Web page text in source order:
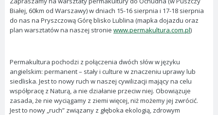
Białej, 60km od Warszawy) w dniach 15-16 sierpnia i 17-18 sierpnia
do nas na Pryszczową Górę blisko Lublina (mapka dojazdu oraz
plan warsztatów na naszej stronie www.permakultura.com.pl)
Permakultura pochodzi z połączenia dwóch słów w języku
angielskim: permanent – stały i culture w znaczeniu uprawy lub
siedliska. Jest to nowy ruch w naszej cywilizacji mający na celu
współpracę z Naturą, a nie działanie przeciw niej. Obowiązuje
zasada, że nie wyciągamy z ziemi więcej, niż możemy jej zwrócić.
Jest to nowy „ruch” związany z głęboka ekologią, zdrowym